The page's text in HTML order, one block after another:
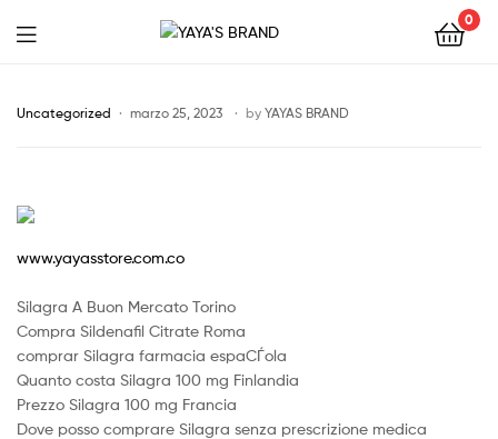
BRAND
0
Uncategorized marzo 25, 2023 by YAYAS BRAND
www.yayasstore.com.co
Silagra A Buon Mercato Torino
Compra Sildenafil Citrate Roma
comprar Silagra farmacia espaСЃola
Quanto costa Silagra 100 mg Finlandia
Prezzo Silagra 100 mg Francia
Dove posso comprare Silagra senza prescrizione medica